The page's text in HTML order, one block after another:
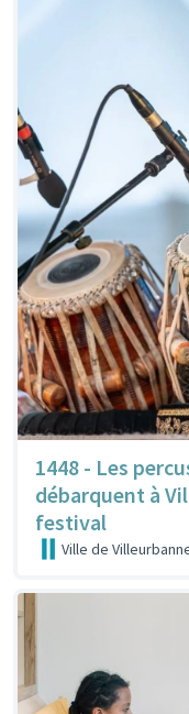
1448 - Les
débarquent à
festival
Ville de